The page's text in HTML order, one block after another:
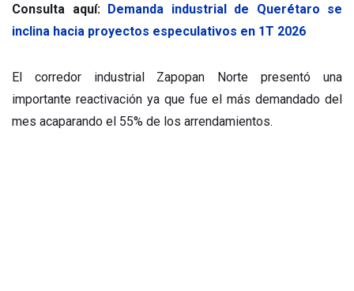
Consulta aquí: Demanda industrial de Querétaro se
inclina hacia proyectos especulativos en 1T 2026
El corredor industrial Zapopan Norte presentó una
importante reactivación ya que fue el más demandado del
mes acaparando el 55% de los arrendamientos.